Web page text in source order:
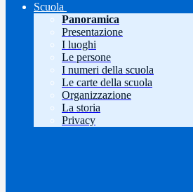
Scuola
Panoramica
Presentazione
I luoghi
Le persone
I numeri della scuola
Le carte della scuola
Organizzazione
La storia
Privacy